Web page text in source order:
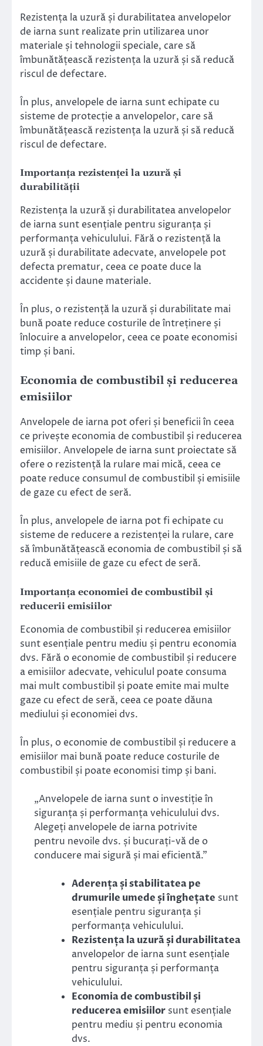
Rezistența la uzură și durabilitatea anvelopelor
de iarna sunt realizate prin utilizarea unor
materiale și tehnologii speciale, care să
îmbunătățească rezistența la uzură și să reducă
riscul de defectare.
În plus, anvelopele de iarna sunt echipate cu
sisteme de protecție a anvelopelor, care să
îmbunătățească rezistența la uzură și să reducă
riscul de defectare.
Importanța rezistenței la uzură și
durabilității
Rezistența la uzură și durabilitatea anvelopelor
de iarna sunt esențiale pentru siguranța și
performanța vehiculului. Fără o rezistență la
uzură și durabilitate adecvate, anvelopele pot
defecta prematur, ceea ce poate duce la
accidente și daune materiale.
În plus, o rezistență la uzură și durabilitate mai
bună poate reduce costurile de întreținere și
înlocuire a anvelopelor, ceea ce poate economisi
timp și bani.
Economia de combustibil și reducerea
emisiilor
Anvelopele de iarna pot oferi și beneficii în ceea
ce privește economia de combustibil și reducerea
emisiilor. Anvelopele de iarna sunt proiectate să
ofere o rezistență la rulare mai mică, ceea ce
poate reduce consumul de combustibil și emisiile
de gaze cu efect de seră.
În plus, anvelopele de iarna pot fi echipate cu
sisteme de reducere a rezistenței la rulare, care
să îmbunătățească economia de combustibil și să
reducă emisiile de gaze cu efect de seră.
Importanța economiei de combustibil și
reducerii emisiilor
Economia de combustibil și reducerea emisiilor
sunt esențiale pentru mediu și pentru economia
dvs. Fără o economie de combustibil și reducere
a emisiilor adecvate, vehiculul poate consuma
mai mult combustibil și poate emite mai multe
gaze cu efect de seră, ceea ce poate dăuna
mediului și economiei dvs.
În plus, o economie de combustibil și reducere a
emisiilor mai bună poate reduce costurile de
combustibil și poate economisi timp și bani.
„Anvelopele de iarna sunt o investiție în
siguranța și performanța vehiculului dvs.
Alegeți anvelopele de iarna potrivite
pentru nevoile dvs. și bucurați-vă de o
conducere mai sigură și mai eficientă.”
Aderența și stabilitatea pe
drumurile umede și înghețate sunt
esențiale pentru siguranța și
performanța vehiculului.
Rezistența la uzură și durabilitatea
anvelopelor de iarna sunt esențiale
pentru siguranța și performanța
vehiculului.
Economia de combustibil și
reducerea emisiilor sunt esențiale
pentru mediu și pentru economia
dvs.